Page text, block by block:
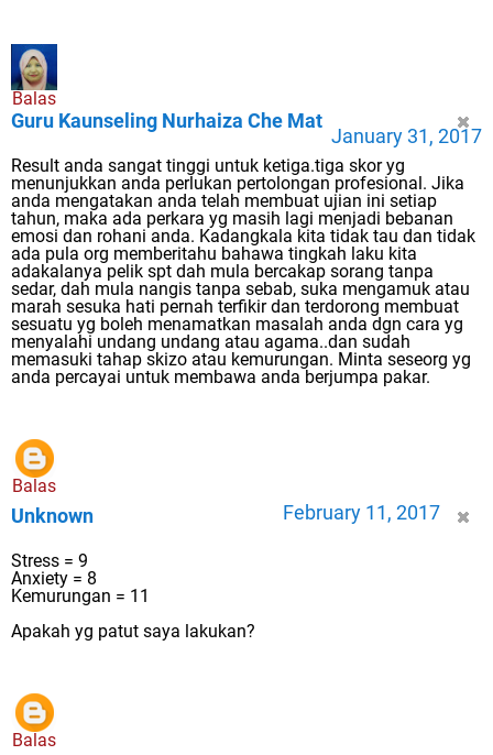
Balas
Guru Kaunseling Nurhaiza Che Mat
January 31, 2017
Result anda sangat tinggi untuk ketiga.tiga skor yg
menunjukkan anda perlukan pertolongan profesional. Jika
anda mengatakan anda telah membuat ujian ini setiap
tahun, maka ada perkara yg masih lagi menjadi bebanan
emosi dan rohani anda. Kadangkala kita tidak tau dan tidak
ada pula org memberitahu bahawa tingkah laku kita
adakalanya pelik spt dah mula bercakap sorang tanpa
sedar, dah mula nangis tanpa sebab, suka mengamuk atau
marah sesuka hati pernah terfikir dan terdorong membuat
sesuatu yg boleh menamatkan masalah anda dgn cara yg
menyalahi undang undang atau agama..dan sudah
memasuki tahap skizo atau kemurungan. Minta seseorg yg
anda percayai untuk membawa anda berjumpa pakar.
Balas
Unknown February 11, 2017
Stress = 9
Anxiety = 8
Kemurungan = 11
Apakah yg patut saya lakukan?
Balas